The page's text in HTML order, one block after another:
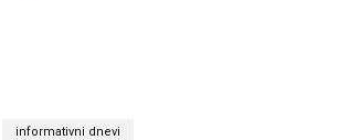
informativni dnevi